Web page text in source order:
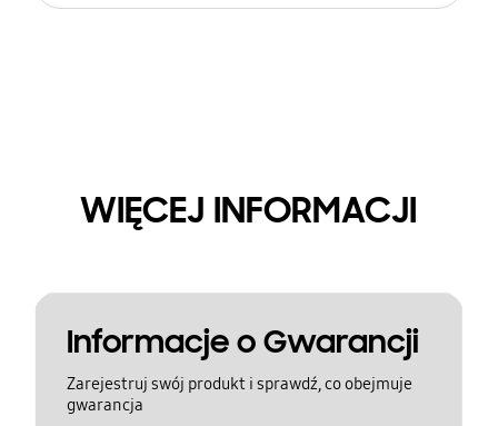
WIĘCEJ INFORMACJI
Informacje o Gwarancji
Zarejestruj swój produkt i sprawdź, co obejmuje
gwarancja